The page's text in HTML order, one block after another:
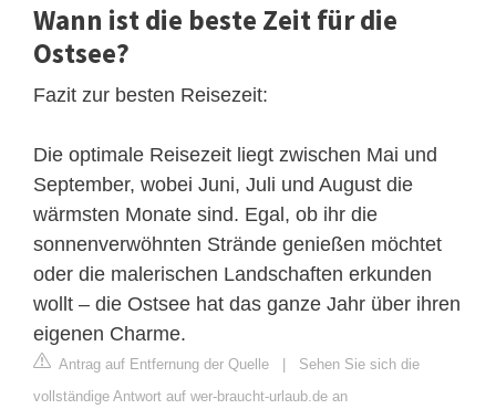
Wann ist die beste Zeit für die
Ostsee?
Fazit zur besten Reisezeit:
Die optimale Reisezeit liegt zwischen Mai und
September, wobei Juni, Juli und August die
wärmsten Monate sind. Egal, ob ihr die
sonnenverwöhnten Strände genießen möchtet
oder die malerischen Landschaften erkunden
wollt – die Ostsee hat das ganze Jahr über ihren
eigenen Charme.
Antrag auf Entfernung der Quelle | Sehen Sie sich die
vollständige Antwort auf wer-braucht-urlaub.de an